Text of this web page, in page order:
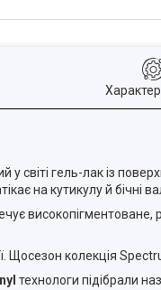
у світі гель-лак із
на кутикулу й бічні
Щосезон колекція
технологи підібрали